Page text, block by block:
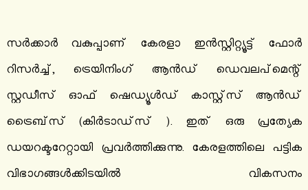
റീ-ടെൻഡർ - ക്യാമ്പസിലെ മരങ്ങൾ മുറിക്കൽ...
നെറ്റിപ്പട്ടം നിർമ്മാണത്തിനുള്ള ക്വട്ടേഷൻ...
സര്‍ക്കാര്‍ വകുപ്പാണ് കേരളാ ഇന്‍സ്റ്റിറ്റ്യൂട്ട് ഫോര്‍
റിസര്‍ച്ച്, ട്രെയിനിംഗ് ആന്‍ഡ് ഡെവലപ്മെന്റ്
സ്റ്റഡീസ് ഓഫ് ഷെഡ്യൂള്‍ഡ് കാസ്റ്റ്‌സ് ആന്‍ഡ്
ട്രൈബ്‌സ് (കിര്‍ടാഡ്സ് ). ഇത് ഒരു പ്രത്യേക
ഡയറക്ടറേറ്റായി പ്രവര്‍ത്തിക്കുന്നു. കേരളത്തിലെ പട്ടിക
വിഭാഗങ്ങള്‍ക്കിടയില്‍ വികസനം